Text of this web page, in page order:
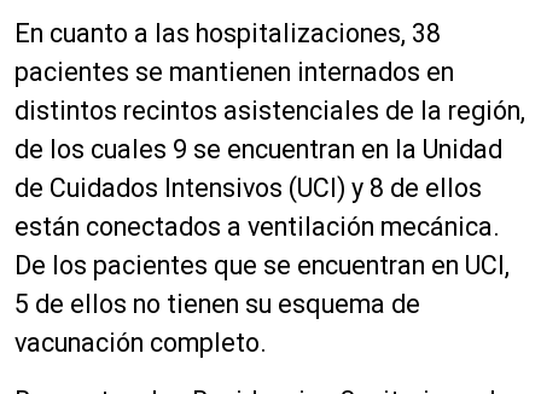
En cuanto a las hospitalizaciones, 38
pacientes se mantienen internados en
distintos recintos asistenciales de la región,
de los cuales 9 se encuentran en la Unidad
de Cuidados Intensivos (UCI) y 8 de ellos
están conectados a ventilación mecánica.
De los pacientes que se encuentran en UCI,
5 de ellos no tienen su esquema de
vacunación completo.